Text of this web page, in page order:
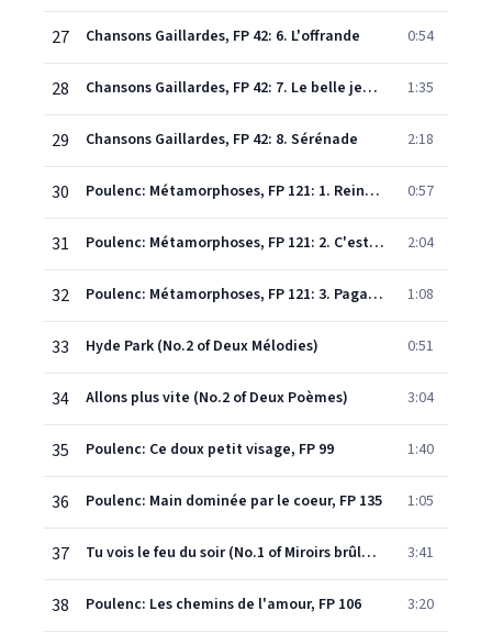
27 Chansons Gaillardes, FP 42: 6. L'offrande 0:54
28 Chansons Gaillardes, FP 42: 7. Le belle jeunesse 1:35
29 Chansons Gaillardes, FP 42: 8. Sérénade 2:18
30 Poulenc: Métamorphoses, FP 121: 1. Reine des mouettes 0:57
31 Poulenc: Métamorphoses, FP 121: 2. C'est aussi que tu es 2:04
32 Poulenc: Métamorphoses, FP 121: 3. Paganini 1:08
33 Hyde Park (No.2 of Deux Mélodies) 0:51
34 Allons plus vite (No.2 of Deux Poèmes) 3:04
35 Poulenc: Ce doux petit visage, FP 99 1:40
36 Poulenc: Main dominée par le coeur, FP 135 1:05
37 Tu vois le feu du soir (No.1 of Miroirs brûlants) 3:41
38 Poulenc: Les chemins de l'amour, FP 106 3:20